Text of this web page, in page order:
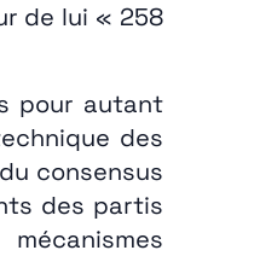
de lui « 258
pour autant
des
consensus
des partis